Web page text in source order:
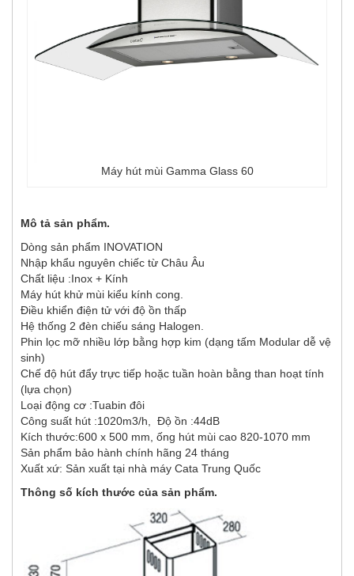
Máy hút mùi Gamma Glass 60
Mô tả sản phẩm.
Dòng sản phẩm INOVATION
Nhập khẩu nguyên chiếc từ Châu Âu
Chất liệu :Inox + Kính
Máy hút khử mùi kiểu kính cong.
Điều khiển điện tử với độ ồn thấp
Hệ thống 2 đèn chiếu sáng Halogen.
Phin lọc mỡ nhiều lớp bằng hợp kim (dạng tấm Modular dễ vệ
sinh)
Chế độ hút đẩy trực tiếp hoặc tuần hoàn bằng than hoạt tính
(lựa chọn)
Loại động cơ :Tuabin đôi
Công suất hút :1020m3/h, Độ ồn :44dB
Kích thước:600 x 500 mm, ống hút mùi cao 820-1070 mm
Sản phẩm bảo hành chính hãng 24 tháng
Xuất xứ: Sản xuất tại nhà máy Cata Trung Quốc
Thông số kích thước của sản phẩm.